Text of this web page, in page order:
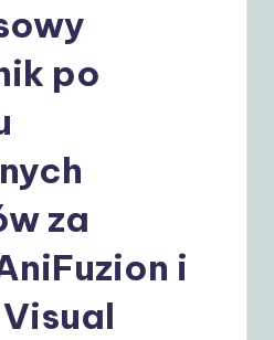
po
za
i